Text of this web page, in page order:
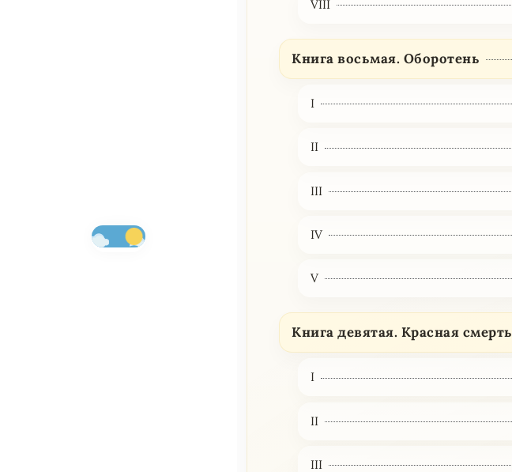
VIII
Книга восьмая. Оборотень
I
II
III
IV
V
Книга девятая. Красная смерть
I
II
III